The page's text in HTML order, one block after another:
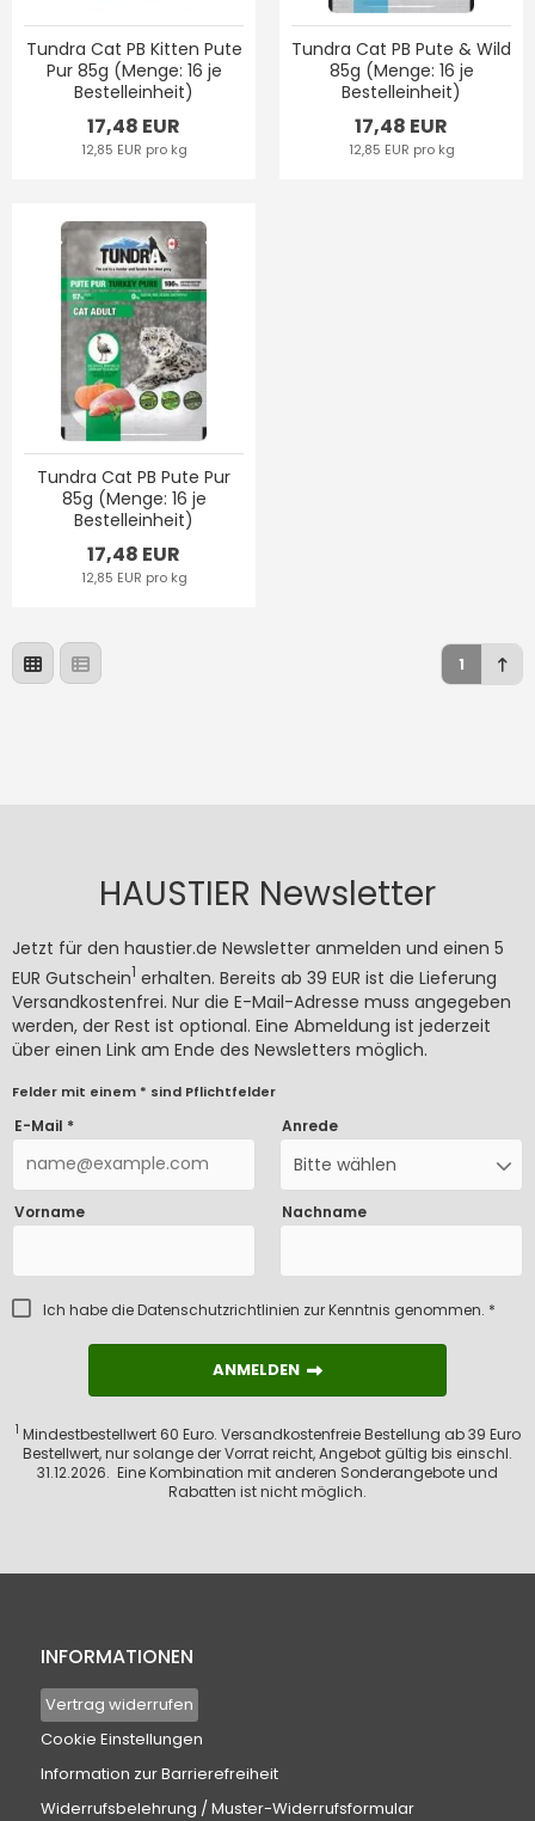
Tundra Cat PB Kitten Pute
Pur 85g (Menge: 16 je
Bestelleinheit)
17,48 EUR
12,85 EUR pro kg
Tundra Cat PB Pute & Wild
85g (Menge: 16 je
Bestelleinheit)
17,48 EUR
12,85 EUR pro kg
Tundra Cat PB Pute Pur
85g (Menge: 16 je
Bestelleinheit)
17,48 EUR
12,85 EUR pro kg
1
HAUSTIER Newsletter
Jetzt für den haustier.de Newsletter anmelden und einen 5
EUR Gutschein1 erhalten. Bereits ab 39 EUR ist die Lieferung
Versandkostenfrei. Nur die E-Mail-Adresse muss angegeben
werden, der Rest ist optional. Eine Abmeldung ist jederzeit
über einen Link am Ende des Newsletters möglich.
Felder mit einem * sind Pflichtfelder
E-Mail * Anrede
Bitte wählen
Vorname Nachname
Ich habe dieDatenschutzrichtlinien zur Kenntnis genommen. *
ANMELDEN
ANMELDEN
1 Mindestbestellwert 60 Euro. Versandkostenfreie Bestellung ab 39 Euro
Bestellwert, nur solange der Vorrat reicht, Angebot gültig bis einschl.
31.12.2026. Eine Kombination mit anderen Sonderangebote und
Rabatten ist nicht möglich.
INFORMATIONEN
Vertrag widerrufen
Cookie Einstellungen
Information zur Barrierefreiheit
Widerrufsbelehrung / Muster-Widerrufsformular